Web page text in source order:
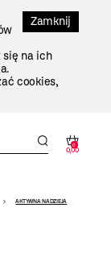
Zamknij
się na ich
cookies,
0
0,00
AKTYWNA NADZIEJA